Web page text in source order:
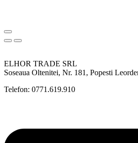
ELHOR TRADE SRL
Soseaua Oltenitei, Nr. 181, Popesti
Telefon: 0771.619.910